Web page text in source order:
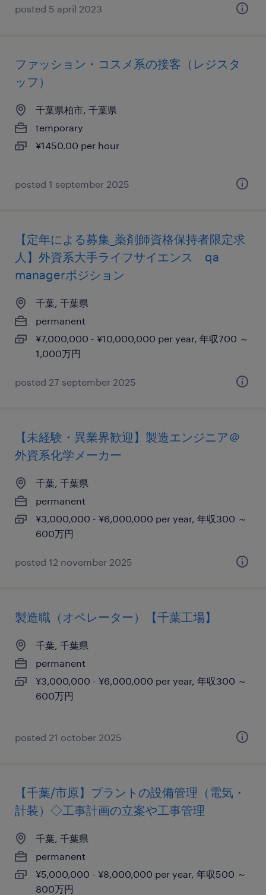
posted 5 april 2023
ファッション・コスメ系の接客（レジスタ
ッフ）
千葉県柏市, 千葉県
temporary
¥1450.00 per hour
posted 1 september 2025
【定年による募集_薬剤師資格保持者限定求
人】外資系大手ライフサイエンス qa
managerポジション
千葉, 千葉県
permanent
¥7,000,000 - ¥10,000,000 per year, 年収700 ～
1,000万円
posted 27 september 2025
【未経験・異業界歓迎】製造エンジニア＠
外資系化学メーカー
千葉, 千葉県
permanent
¥3,000,000 - ¥6,000,000 per year, 年収300 ～
600万円
posted 12 november 2025
製造職（オペレーター）【千葉工場】
千葉, 千葉県
permanent
¥3,000,000 - ¥6,000,000 per year, 年収300 ～
600万円
posted 21 october 2025
【千葉/市原】プラントの設備管理（電気・
計装）◇工事計画の立案や工事管理
千葉, 千葉県
permanent
¥5,000,000 - ¥8,000,000 per year, 年収500 ～
800万円